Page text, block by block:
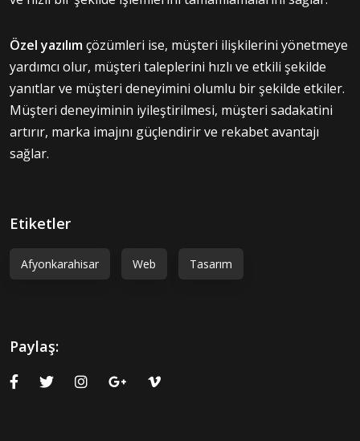
Özel yazılımçözümleri ise, müşteri ilişkilerini yönetmeye
yardımcı olur, müşteri taleplerini hızlı ve etkili şekilde
yanıtlar ve müşteri deneyimini olumlu bir şekilde etkiler.
Müşteri deneyiminin iyileştirilmesi, müşteri sadakatini
artırır, marka imajını güçlendirir ve rekabet avantajı
sağlar.
Etiketler
Afyonkarahisar Web Tasarım
Paylaş: